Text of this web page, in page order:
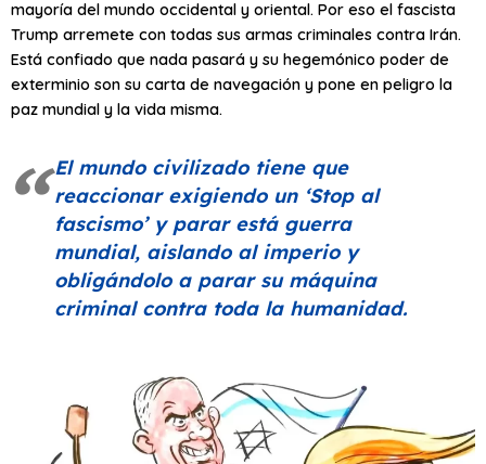
mayoría del mundo occidental y oriental. Por eso el fascista
Trump arremete con todas sus armas criminales contra Irán.
Está confiado que nada pasará y su hegemónico poder de
exterminio son su carta de navegación y pone en peligro la
paz mundial y la vida misma.
El mundo civilizado tiene que
reaccionar exigiendo un‘Stop al
fascismo’y parar está guerra
mundial, aislando al imperio y
obligándolo a parar su máquina
criminal contra toda la humanidad.